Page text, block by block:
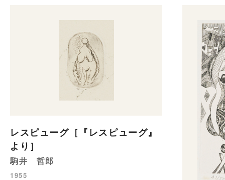
レスピューグ［『レスピューグ』
より］
駒井 哲郎
1955